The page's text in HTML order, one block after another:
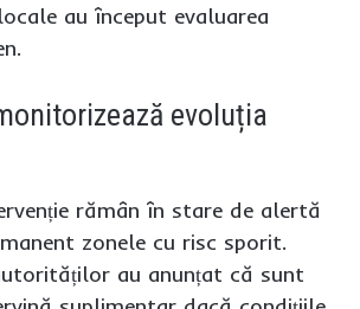
au început evaluarea
evoluția
rămân în stare de alertă
zonele cu risc sporit.
au anunțat că sunt